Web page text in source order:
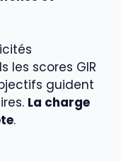
les scores GIR
guident
La charge
.